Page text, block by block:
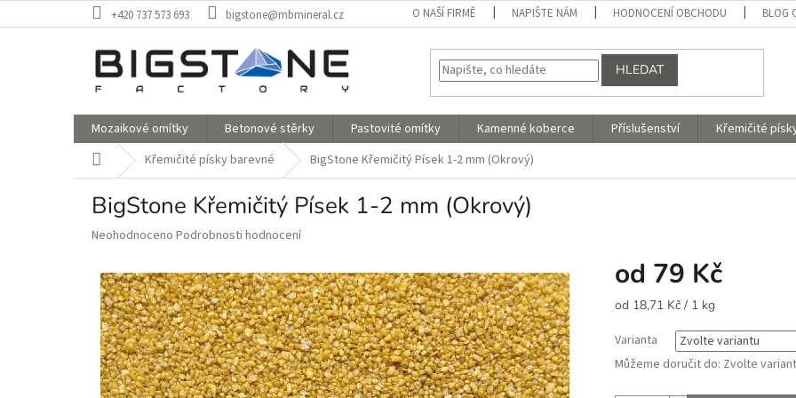
na
+420 737 573 693 bigstone@mbmineral.cz O NAŠÍ FIRMĚ NAPIŠTE NÁM HODNOCENÍ OBCHODU BLOG
HLEDAT
Mozaikové omítky Betonové stěrky Pastovité omítky Kamenné koberce Příslušenství Křemičité
Domů Křemičité písky barevné BigStone Křemičitý Písek 1-2 mm (Okrový)
BigStone Křemičitý Písek 1-2 mm (Okrový)
Průměrné
produktu
0,0
hvězdiček.
Neohodnoceno Podrobnosti hodnocení
od 79 Kč
Měrná
od 18,71 Kč / 1 kg
Varianta
Můžeme doručit do: Zvolte